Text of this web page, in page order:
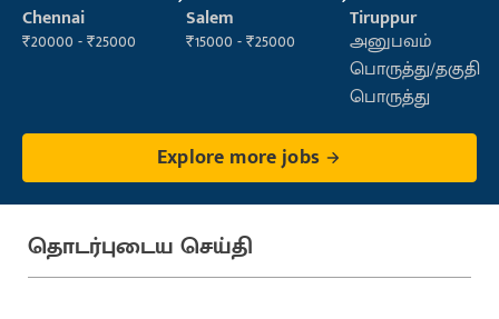
Cook
Chennai
₹20000 - ₹25000
Supervisor
Salem
₹15000 - ₹25000
Executive (Retail
Sales)
Tiruppur
அனுபவம்
பொருத்து/தகுதி
பொருத்து
Explore more jobs
தொடர்புடைய செய்தி